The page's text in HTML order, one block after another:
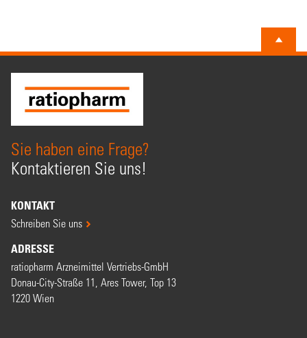
Sie haben eine Frage?
Kontaktieren Sie uns!
KONTAKT
Schreiben Sie uns
ADRESSE
ratiopharm Arzneimittel Vertriebs-GmbH
Donau-City-Straße 11, Ares Tower, Top 13
1220 Wien